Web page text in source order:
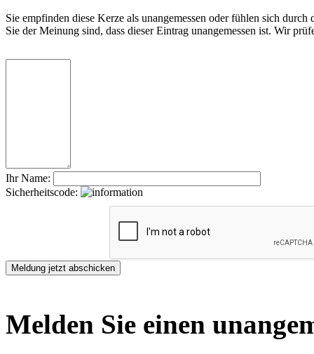
Sie empfinden diese Kerze als unangemessen oder fühlen sich
Sie der Meinung sind, dass dieser Eintrag unangemessen ist. Wir
Ihr Name:
Sicherheitscode:
Melden Sie einen